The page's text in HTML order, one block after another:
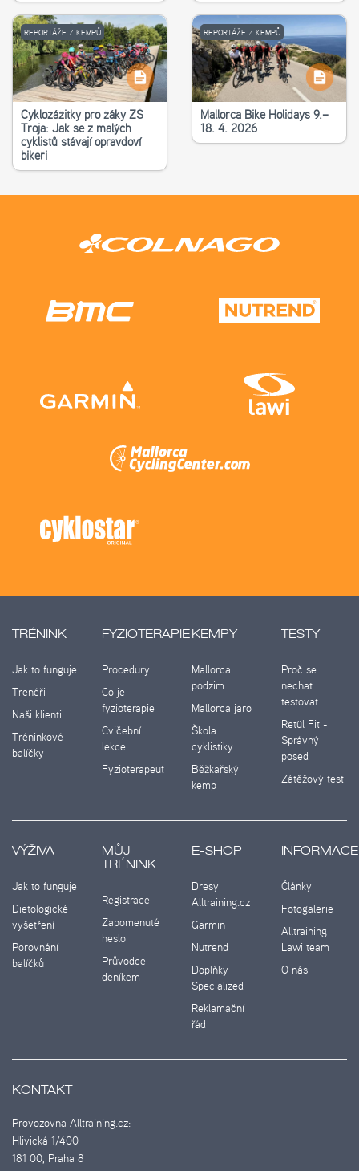
REPORTÁŽE Z KEMPŮ
Cyklozážitky pro žáky ZŠ
Troja: Jak se z malých
cyklistů stávají opravdoví
bikeři
REPORTÁŽE Z KEMPŮ
Mallorca Bike Holidays 9.–
18. 4. 2026
TRÉNINK
Jak to funguje
Trenéři
Naši klienti
Tréninkové
balíčky
FYZIOTERAPIE
Procedury
Co je
fyzioterapie
Cvičební
lekce
Fyzioterapeut
KEMPY
Mallorca
podzim
Mallorca jaro
Škola
cyklistiky
Běžkařský
kemp
TESTY
Proč se
nechat
testovat
Retül Fit -
Správný
posed
Zátěžový test
VÝŽIVA
Jak to funguje
Dietologické
vyšetření
Porovnání
balíčků
MŮJ
TRÉNINK
Registrace
Zapomenuté
heslo
Průvodce
deníkem
E-SHOP
Dresy
Alltraining.cz
Garmin
Nutrend
Doplňky
Specialized
Reklamační
řád
INFORMACE
Články
Fotogalerie
Alltraining
Lawi team
O nás
KONTAKT
Provozovna Alltraining.cz:
Hlivická 1/400
181 00, Praha 8